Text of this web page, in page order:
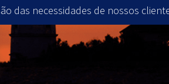
das necessidades de nossos